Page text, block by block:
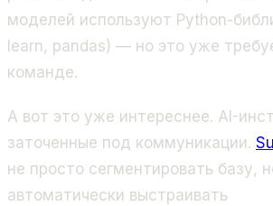
моделей используют Python-
learn, pandas) — но это уже
команде.
А вот это уже интереснее. AI-
заточенные под коммуникации.
не просто сегментировать базу,
автоматически выстраивать